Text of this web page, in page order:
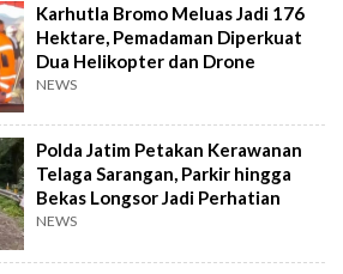
Karhutla Bromo Meluas Jadi 176
Hektare, Pemadaman Diperkuat
Dua Helikopter dan Drone
NEWS
Polda Jatim Petakan Kerawanan
Telaga Sarangan, Parkir hingga
Bekas Longsor Jadi Perhatian
NEWS